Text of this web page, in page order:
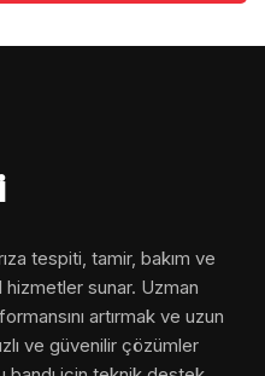
tespiti, tamir, bakım ve
sunar. Uzman
artırmak ve uzun
ve güvenilir çözümler